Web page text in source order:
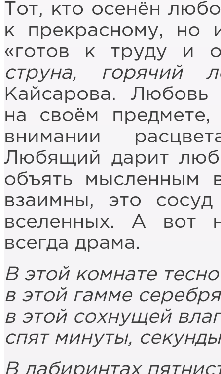
Тот, кто осенён
к прекрасному, но
«готов к труду и
струна, горячий
Кайсарова. Любовь
на своём
внимании
Любящий дарит
объять мысленным
взаимны, это
вселенных. А вот
всегда драма.
В этой комнате
в этой гамме
в этой сохнущей
спят минуты,
В лабиринтах